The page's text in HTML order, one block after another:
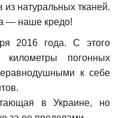
натуральных тканей.
— наше кредо!
2016 года. С этого
погонных
к себе
в Украине, но